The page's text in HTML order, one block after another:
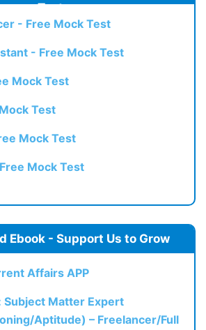
Test
- Free Mock Test
- Free Mock Test
Mock Test
Test
Mock Test
Mock Test
Ebook - Support Us to Grow
Affairs APP
Subject Matter Expert
Aptitude) – Freelancer/Full